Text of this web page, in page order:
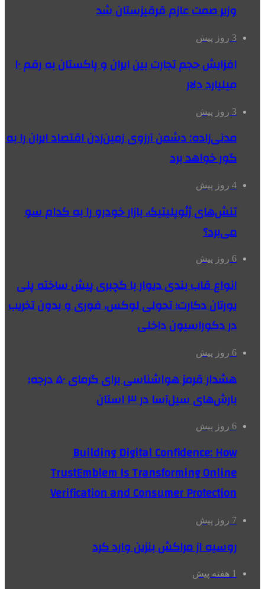
وزیر صمت عازم قرقیزستان شد
3 روز پیش
افزایش حجم تجارت بین ایران و پاکستان به رقم ۱۰
میلیارد دلار
3 روز پیش
مدنی‌زاده: دشمن آرزوی زمین‌زدن اقتصاد ایران را به
گور خواهد برد
4 روز پیش
تنش‌های ژئوپلیتیک، بازار خودرو را به کدام سو
می‌برد؟
6 روز پیش
انواع قاب بندی دیوار با گچبری پیش ساخته پلی
یورتان دکارت؛ تحولی لوکس، فوری و بدون تخریب
در دکوراسیون داخلی
6 روز پیش
هشدار قرمز هواشناسی برای گرمای ۵۰ درجه؛
بارش‌های سیل‌آسا در ۳ استان
6 روز پیش
Building Digital Confidence: How
TrustEmblem Is Transforming Online
Verification and Consumer Protection
7 روز پیش
روسیه از مراکش بنزین وارد کرد
1 هفته پیش